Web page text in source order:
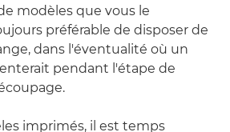
modèles que vous le
préférable de disposer de
dans l'éventualité où un
pendant l'étape de
imprimés, il est temps